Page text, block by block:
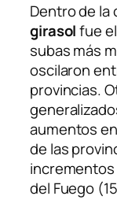
Dentro de la
girasolfue
subas más
oscilaron
provincias.
aumentos
de las
incrementos
del Fuego